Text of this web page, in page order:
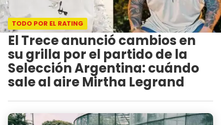
TODO POR EL RATING
El Trece anunció cambios en
su grilla por el partido de la
Selección Argentina: cuándo
sale al aire Mirtha Legrand